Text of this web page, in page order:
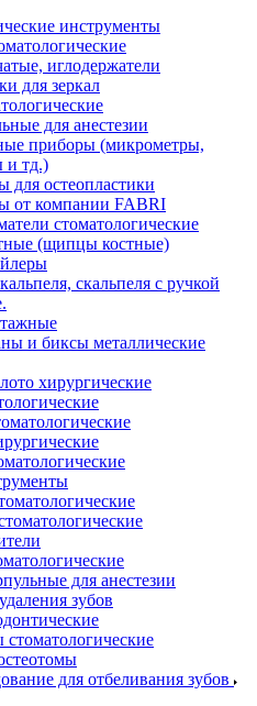
инструменты
иглодержатели
для зеркал
для анестезии
приборы (микрометры,
и тд.)
для остеопластики
от компании FABRI
стоматологические
(щипцы костные)
скальпеля с ручкой
и биксы металлические
хирургические
для анестезии
зубов
стоматологические
для отбеливания зубов